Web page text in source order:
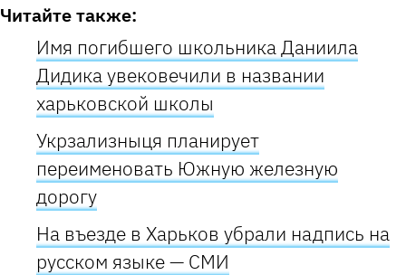
Читайте также:
Имя погибшего школьника Даниила
Дидика увековечили в названии
харьковской школы
Укрзализныця планирует
переименовать Южную железную
дорогу
На въезде в Харьков убрали надпись на
русском языке — СМИ